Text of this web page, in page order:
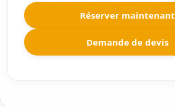
Réserver maintenant
Demande de devis